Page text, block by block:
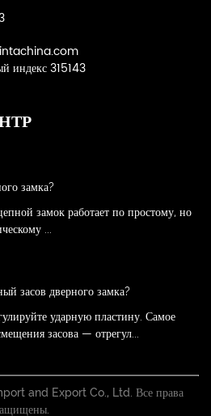
индекс 315143
замка?
замок работает по простому, но
...
засов дверного замка?
ударную пластину. Самое
засова — отрегул...
and Export Co., Ltd. Все права